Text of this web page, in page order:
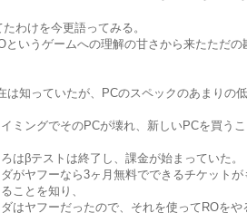
わけを今更語ってみる。
というゲームへの理解の甘さから来たただの
は知っていたが、PCのスペックのあまりの
ミングでそのPCが壊れ、新しいPCを買う
はβテストは終了し、課金が始まっていた。
がヤフーなら3ヶ月無料でできるチケットが
ことを知り、
はヤフーだったので、それを使ってROをや